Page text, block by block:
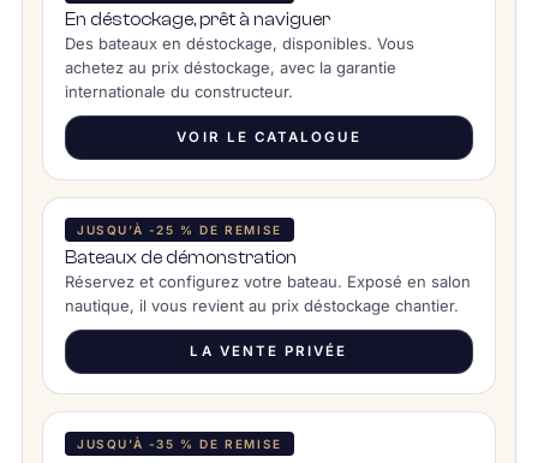
En déstockage, prêt à naviguer
Des bateaux en déstockage, disponibles. Vous
achetez au prix déstockage, avec la garantie
internationale du constructeur.
VOIR LE CATALOGUE
JUSQU’À -25 % DE REMISE
Bateaux de démonstration
Réservez et configurez votre bateau. Exposé en salon
nautique, il vous revient au prix déstockage chantier.
LA VENTE PRIVÉE
JUSQU’À -35 % DE REMISE